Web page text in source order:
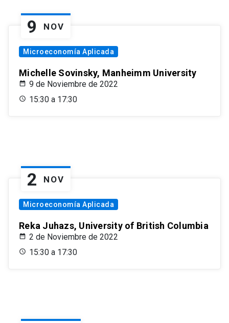
9 NOV
Microeconomía Aplicada
Michelle Sovinsky, Manheimm University
9 de Noviembre de 2022
15:30 a 17:30
2 NOV
Microeconomía Aplicada
Reka Juhazs, University of British Columbia
2 de Noviembre de 2022
15:30 a 17:30